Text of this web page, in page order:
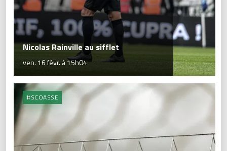
Nicolas Rainville au sifflet
ven. 16 févr. à 15h04
#SCOASSE